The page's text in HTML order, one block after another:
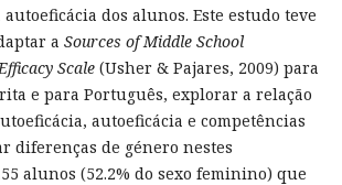
dos alunos. Este estudo teve
a Sources of Middle School
Scale(Usher & Pajares, 2009) para
e para Português, explorar a relação
autoeficácia e competências
diferenças de género nestes
alunos (52.2% do sexo feminino) que